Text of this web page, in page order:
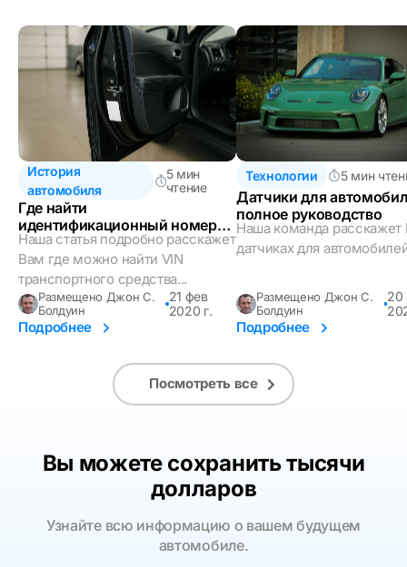
История
автомобиля
5 мин
чтение
Где найти
идентификационный номер
автомобиля (VIN)?
Наша статья подробно расскажет
Вам где можно найти VIN
транспортного средства...
Размещено Джон С.
Болдуин
21 фев
2020 г.
Подробнее
Технологии 5 мин
Датчики для
полное руководство
Наша команда расскажет
датчиках для
Размещено Джон С.
Болдуин
20
Подробнее
Посмотреть все
Вы можете сохранить тысячи
долларов
Узнайте всю информацию о вашем будущем
автомобиле.